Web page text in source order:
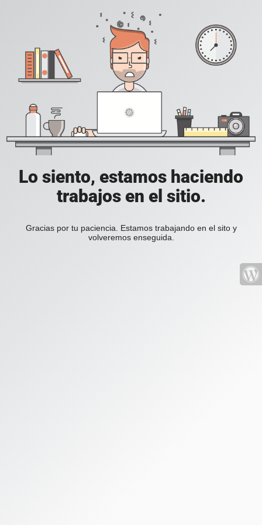
Lo siento, estamos haciendo
trabajos en el sitio.
Gracias por tu paciencia. Estamos trabajando en el sito y
volveremos enseguida.